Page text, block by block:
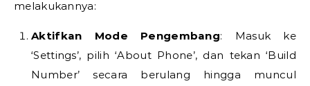
melakukannya:
Aktifkan Mode Pengembang: Masuk ke
‘Settings’, pilih ‘About Phone’, dan tekan ‘Build
Number’ secara berulang hingga muncul